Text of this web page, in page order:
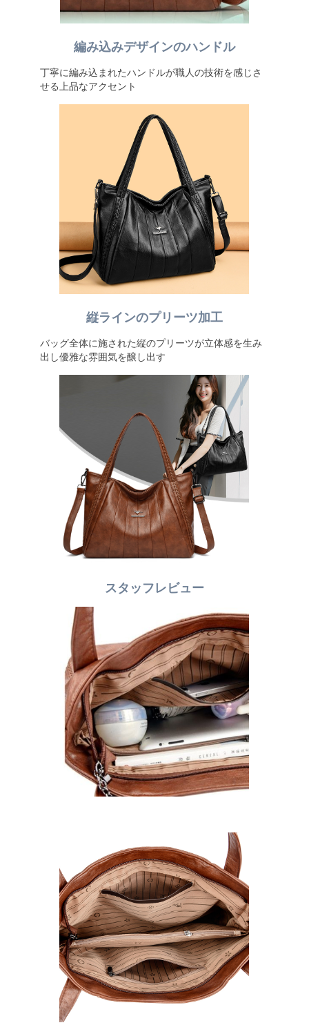
編み込みデザインのハンドル
丁寧に編み込まれたハンドルが職人の技術を感じさ
せる上品なアクセント
縦ラインのプリーツ加工
バッグ全体に施された縦のプリーツが立体感を生み
出し優雅な雰囲気を醸し出す
スタッフレビュー